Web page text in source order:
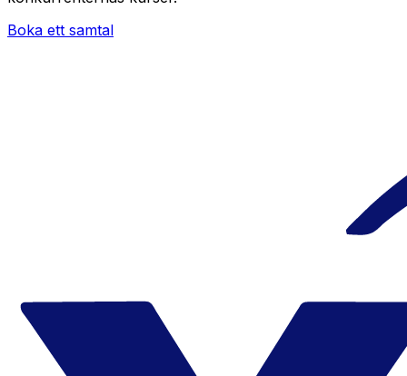
Boka ett samtal